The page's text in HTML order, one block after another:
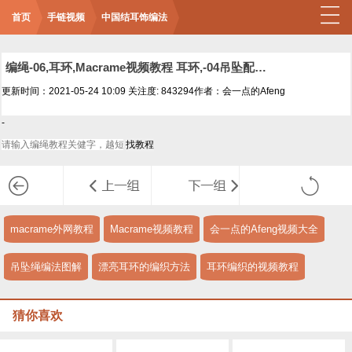
首页 手链视频 中国结耳饰编法
编绳-06,耳环,Macrame视频教程 耳环,-04吊坠配套回纹耳环
更新时间：2021-05-24 10:09 关注度: 843294作者：会一点的Afeng
-
macrame外网教程 Macrame视频教程 会一点的Afeng视频大全
吊坠绳编法图解 漂亮耳环的编织方法 耳环编织的视频教程
猜你喜欢